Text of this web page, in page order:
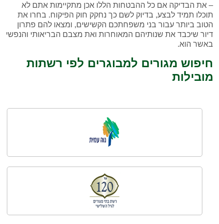
– את הבדיקה אם כל ההבטחות הללו אכן מתקיימות אתם לא
תוכלו תמיד לבצע, בדיוק לשם כך נחקק חוק הפיקוח. בחרו את
הטוב ביותר עבור בני משפחתכם הקשישים, ומצאו להם פתרון
דיור שיכבד את שנותיהם המאוחרות ואת מצבם הבריאותי והנפשי
באשר הוא.
חיפוש מגורים למבוגרים לפי רשתות
מובילות